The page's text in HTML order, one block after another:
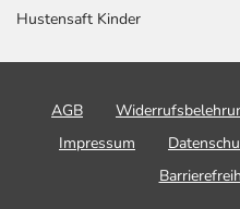
Hustensaft Kinder
AGB
Impressum